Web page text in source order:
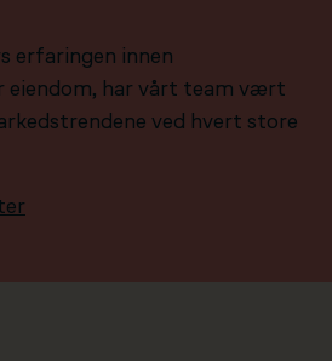
erfaringen innen
eiendom, har vårt team vært
ved hvert store